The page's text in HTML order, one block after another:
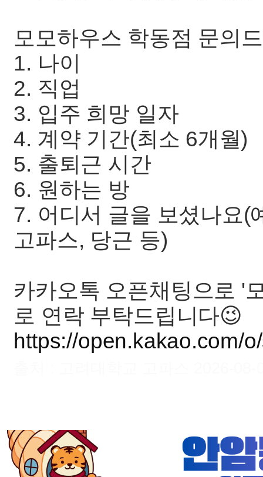
모모하우스 학동점 문의
1. 나이
2. 직업
3. 입주 희망 일자
4. 계약 기간(최소 6개월)
5. 출퇴근 시간
6. 원하는 방
7. 어디서 글을 보셨나요(
고파스, 당근 등)
카카오톡 오픈채팅으로 '
로 연락 부탁드립니다😉
https://open.kakao.com/